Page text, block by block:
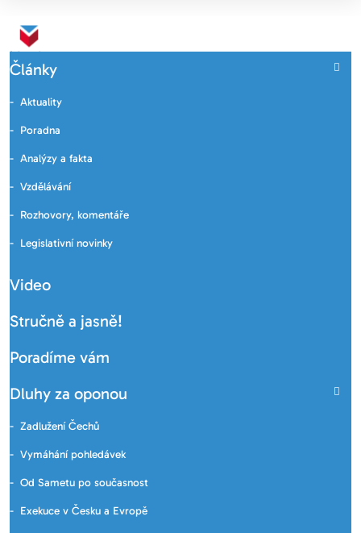
Články
Aktuality
Poradna
Analýzy a fakta
Vzdělávání
Rozhovory, komentáře
Legislativní novinky
Video
Stručně a jasně!
Poradíme vám
Dluhy za oponou
Zadlužení Čechů
Vymáhání pohledávek
Od Sametu po současnost
Exekuce v Česku a Evropě